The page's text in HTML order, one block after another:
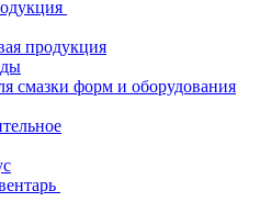
продукция
смазки форм и оборудования